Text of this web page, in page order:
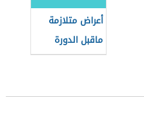
أعراض متلازمة
ماقبل الدورة
الشهرية